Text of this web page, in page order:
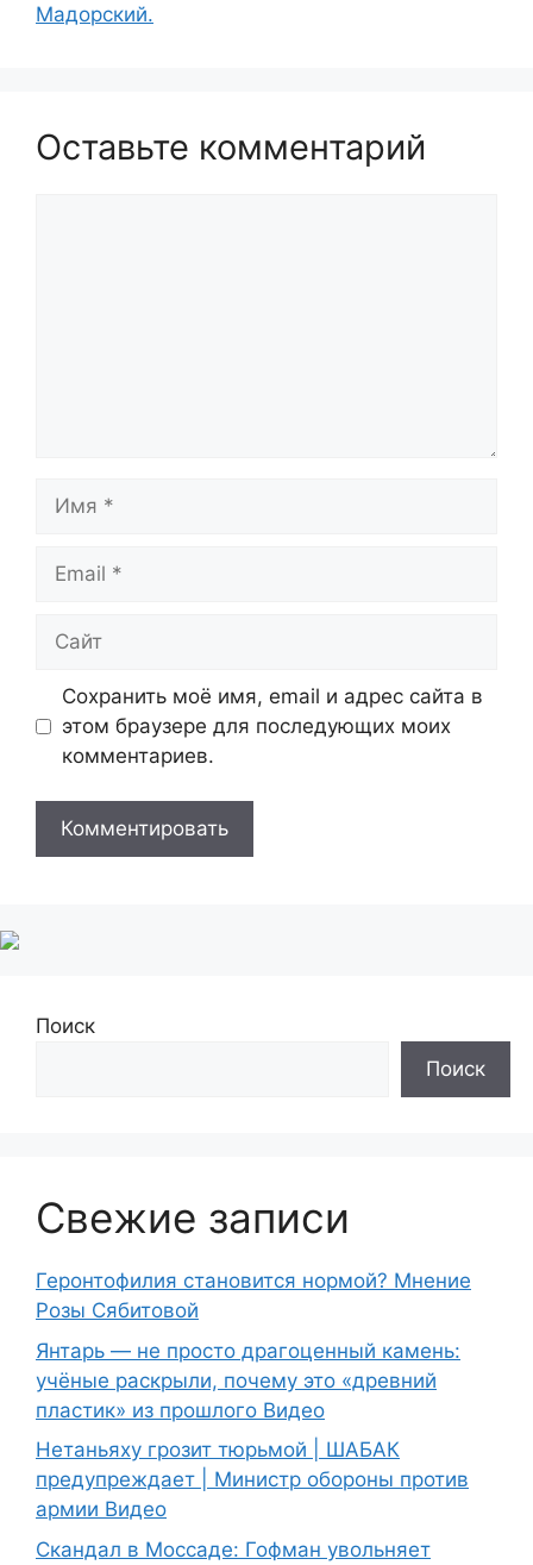
Мадорский.
Оставьте комментарий
Сохранить моё имя, email и адрес сайта в
этом браузере для последующих моих
комментариев.
Поиск
Поиск
Свежие записи
Геронтофилия становится нормой? Мнение
Розы Сябитовой
Янтарь — не просто драгоценный камень:
учёные раскрыли, почему это «древний
пластик» из прошлого Видео
Нетаньяху грозит тюрьмой | ШАБАК
предупреждает | Министр обороны против
армии Видео
Скандал в Моссаде: Гофман увольняет